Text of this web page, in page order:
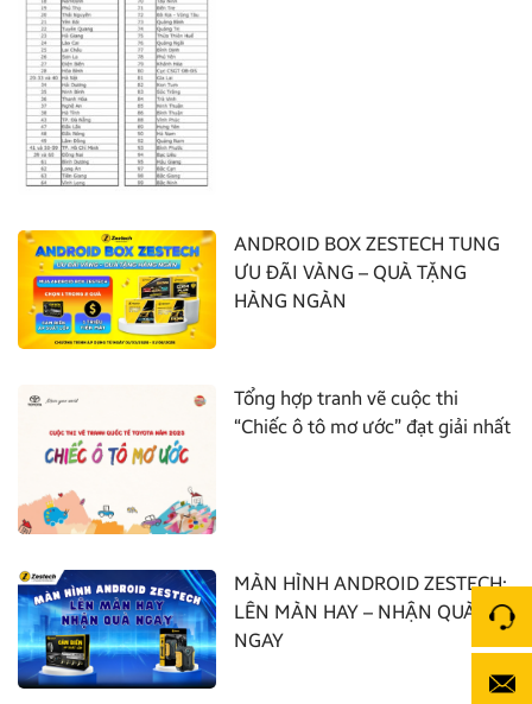
ANDROID BOX ZESTECH TUNG
ƯU ĐÃI VÀNG – QUÀ TẶNG
HÀNG NGÀN
Tổng hợp tranh vẽ cuộc thi
“Chiếc ô tô mơ ước” đạt giải nhất
MÀN HÌNH ANDROID ZESTECH:
LÊN MÀN HAY – NHẬN QUÀ
NGAY